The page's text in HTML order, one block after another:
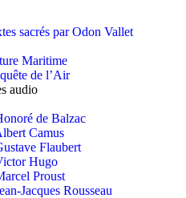
sacrés par Odon Vallet
Maritime
de l’Air
audio
de Balzac
Camus
Flaubert
Hugo
Proust
Jacques Rousseau